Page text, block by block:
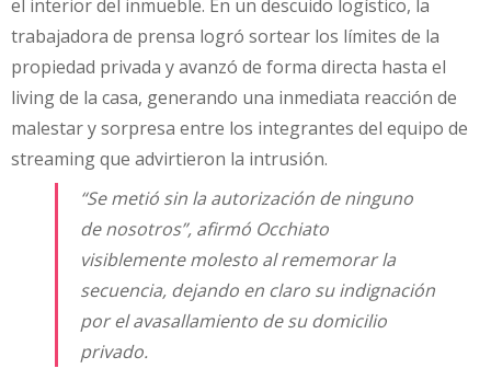
el interior del inmueble. En un descuido logístico, la
trabajadora de prensa logró sortear los límites de la
propiedad privada y avanzó de forma directa hasta el
living de la casa, generando una inmediata reacción de
malestar y sorpresa entre los integrantes del equipo de
streaming que advirtieron la intrusión.
“Se metió sin la autorización de ninguno
de nosotros”, afirmó Occhiato
visiblemente molesto al rememorar la
secuencia, dejando en claro su indignación
por el avasallamiento de su domicilio
privado.